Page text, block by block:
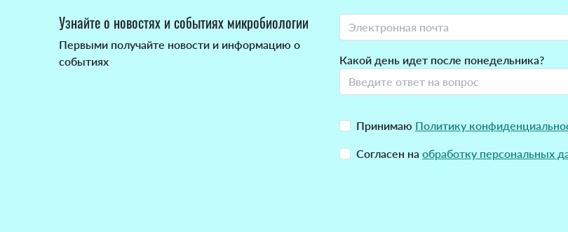
Узнайте о новостях и событиях микробиологии
Первыми получайте новости и информацию о
событиях
Какой день идет после понедельника?
Принимаю Политику
Согласен на обработку персональных